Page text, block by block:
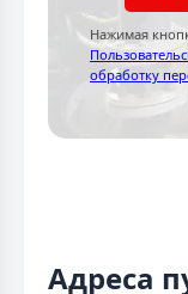
Нажимая
обработку
Адреса